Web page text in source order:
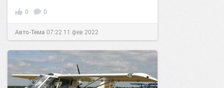
0 0
Авто-Тема 07:22 11 фев 2022